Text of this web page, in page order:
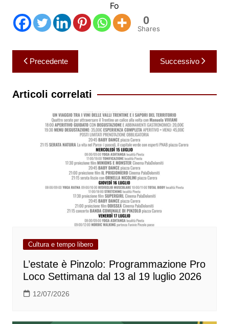
Fo
0
Shares
Navigazione
articoli
Precedente Successivo
Articoli correlati
Cultura e tempo libero
L’estate è Pinzolo: Programmazione Pro
Loco Settimana dal 13 al 19 luglio 2026
12/07/2026